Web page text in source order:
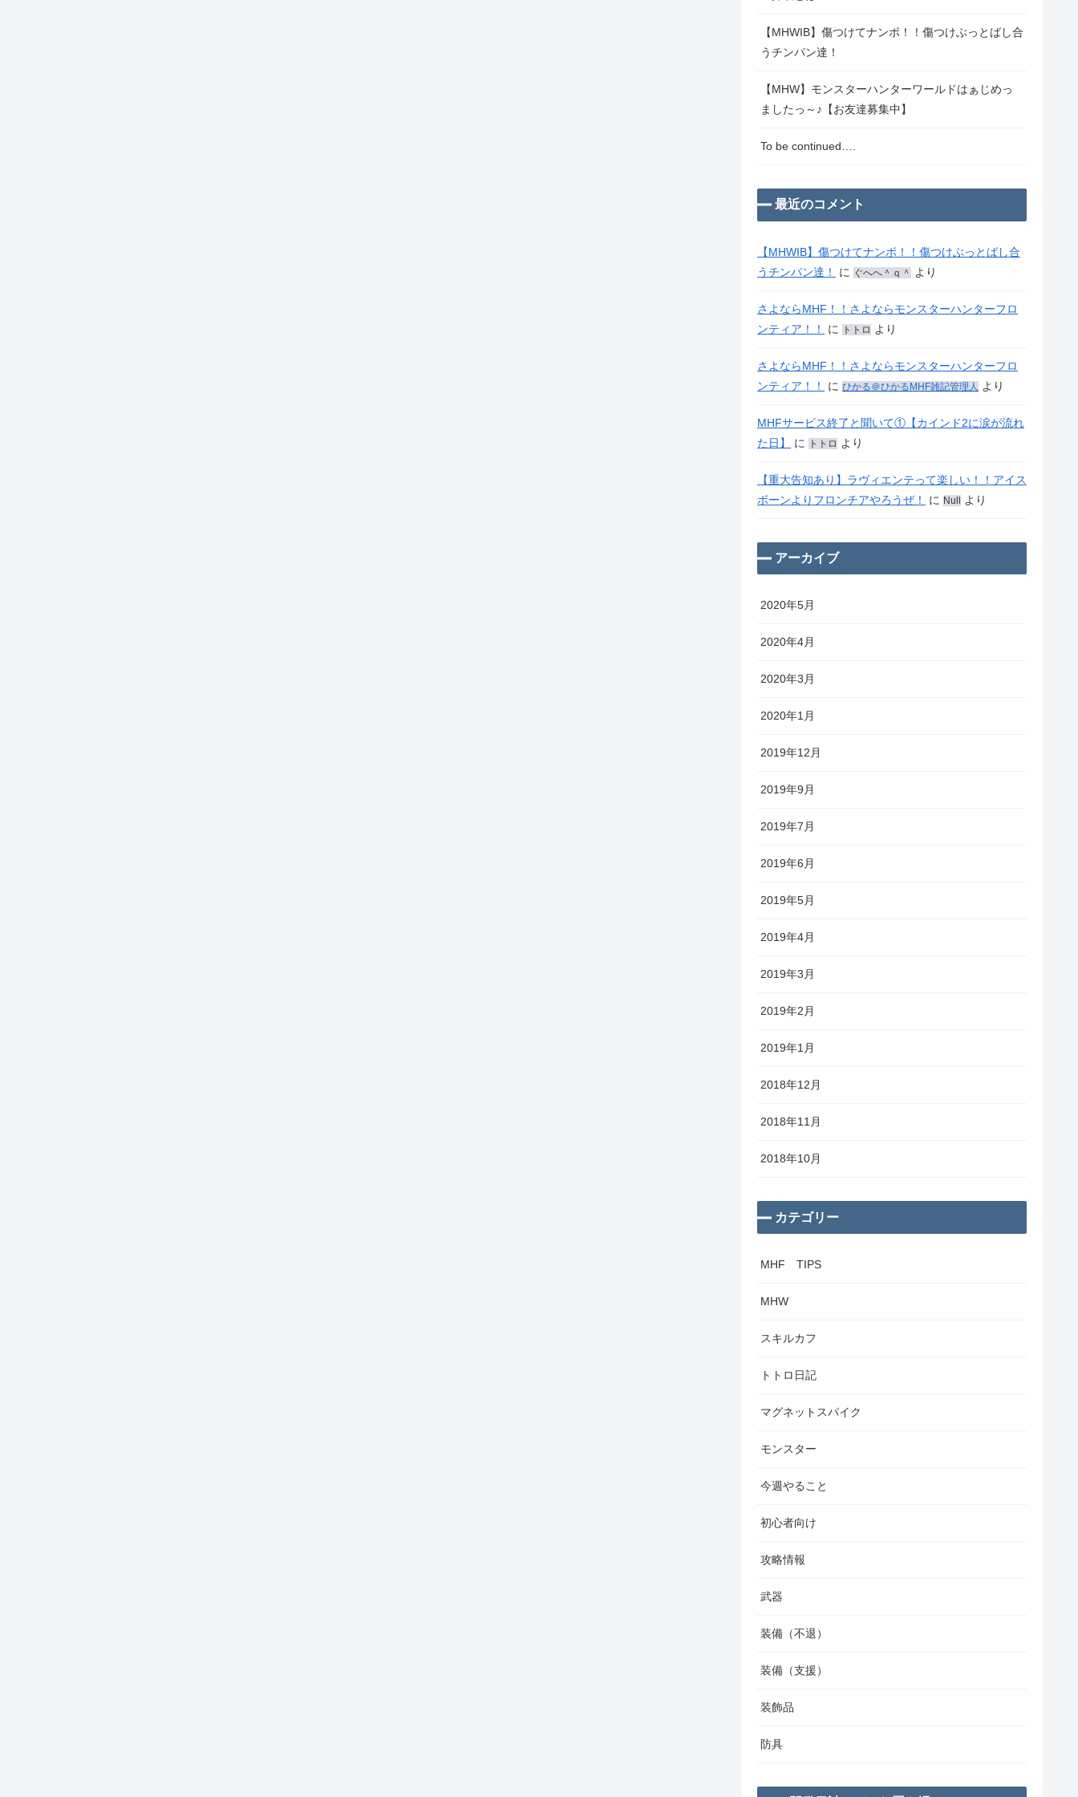
【MHWIB】傷つけてナンボ！！傷つけぶっとばし合
うチンパン達！
【MHW】モンスターハンターワールドはぁじめっ
ましたっ～♪【お友達募集中】
To be continued….
最近のコメント
【MHWIB】傷つけてナンボ！！傷つけぶっとばし合
うチンパン達！
に ぐへへ＾ｑ＾ より
さよならMHF！！さよならモンスターハンターフロ
ンティア！！
に トトロ より
さよならMHF！！さよならモンスターハンターフロ
ンティア！！
に ひかる＠ひかるMHF雑記管理人 より
MHFサービス終了と聞いて①【カインド2に涙が流れ
た日】
に トトロ より
【重大告知あり】ラヴィエンテって楽しい！！アイス
ボーンよりフロンチアやろうぜ！
に Null より
アーカイブ
2020年5月
2020年4月
2020年3月
2020年1月
2019年12月
2019年9月
2019年7月
2019年6月
2019年5月
2019年4月
2019年3月
2019年2月
2019年1月
2018年12月
2018年11月
2018年10月
カテゴリー
MHF TIPS
MHW
スキルカフ
トトロ日記
マグネットスパイク
モンスター
今週やること
初心者向け
攻略情報
武器
装備（不退）
装備（支援）
装飾品
防具